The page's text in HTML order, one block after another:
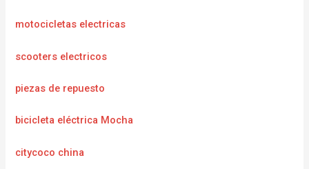
motocicletas electricas
scooters electricos
piezas de repuesto
bicicleta eléctrica Mocha
citycoco china